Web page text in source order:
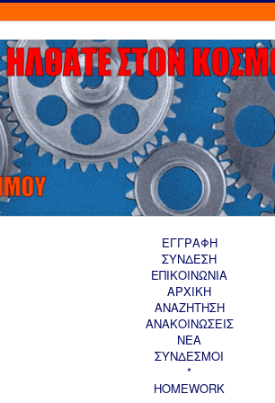
ΕΓΓΡΑΦΗ
ΣΥΝΔΕΣΗ
ΕΠΙΚΟΙΝΩΝΙΑ
ΑΡΧΙΚΗ
AΝΑΖΗΤΗΣΗ
ΑΝΑΚΟΙΝΩΣΕΙΣ
ΝΕΑ
ΣΥΝΔΕΣΜΟΙ
*
HOMEWORK